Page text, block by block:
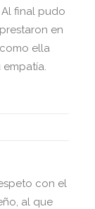
final pudo
en
ella
con el
al que